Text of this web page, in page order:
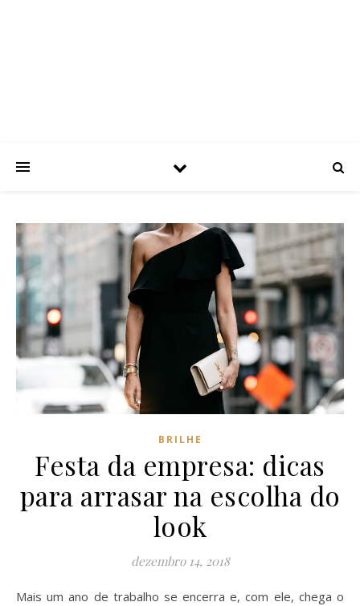
BRILHE
Festa da empresa: dicas
para arrasar na escolha do
look
dezembro 14, 2018
Mais um ano de trabalho se encerra e, com ele, chega o